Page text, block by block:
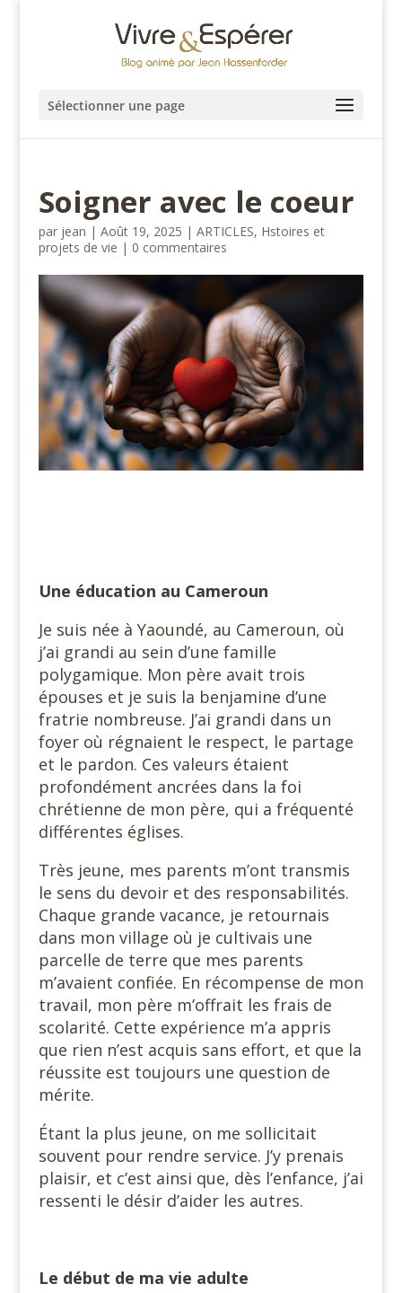
Sélectionner une page
Soigner avec le coeur
par jean | Août 19, 2025 | ARTICLES, Hstoires et
projets de vie | 0 commentaires
Une éducation au Cameroun
Je suis née à Yaoundé, au Cameroun, où
j’ai grandi au sein d’une famille
polygamique. Mon père avait trois
épouses et je suis la benjamine d’une
fratrie nombreuse. J’ai grandi dans un
foyer où régnaient le respect, le partage
et le pardon. Ces valeurs étaient
profondément ancrées dans la foi
chrétienne de mon père, qui a fréquenté
différentes églises.
Très jeune, mes parents m’ont transmis
le sens du devoir et des responsabilités.
Chaque grande vacance, je retournais
dans mon village où je cultivais une
parcelle de terre que mes parents
m’avaient confiée. En récompense de mon
travail, mon père m’offrait les frais de
scolarité. Cette expérience m’a appris
que rien n’est acquis sans effort, et que la
réussite est toujours une question de
mérite.
Étant la plus jeune, on me sollicitait
souvent pour rendre service. J’y prenais
plaisir, et c’est ainsi que, dès l’enfance, j’ai
ressenti le désir d’aider les autres.
Le début de ma vie adulte